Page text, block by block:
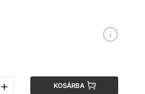
+ KOSÁRBA